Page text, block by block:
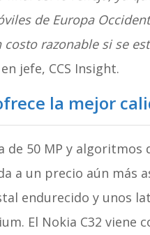
de Europa
razonable si se
jefe, CCS Insight.
la mejor
de 50 MP y
a un precio aún más
endurecido y unos
El Nokia C32 viene